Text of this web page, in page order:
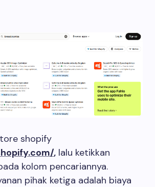
shopify
, lalu ketikkan
kolom pencariannya.
pihak ketiga adalah biaya